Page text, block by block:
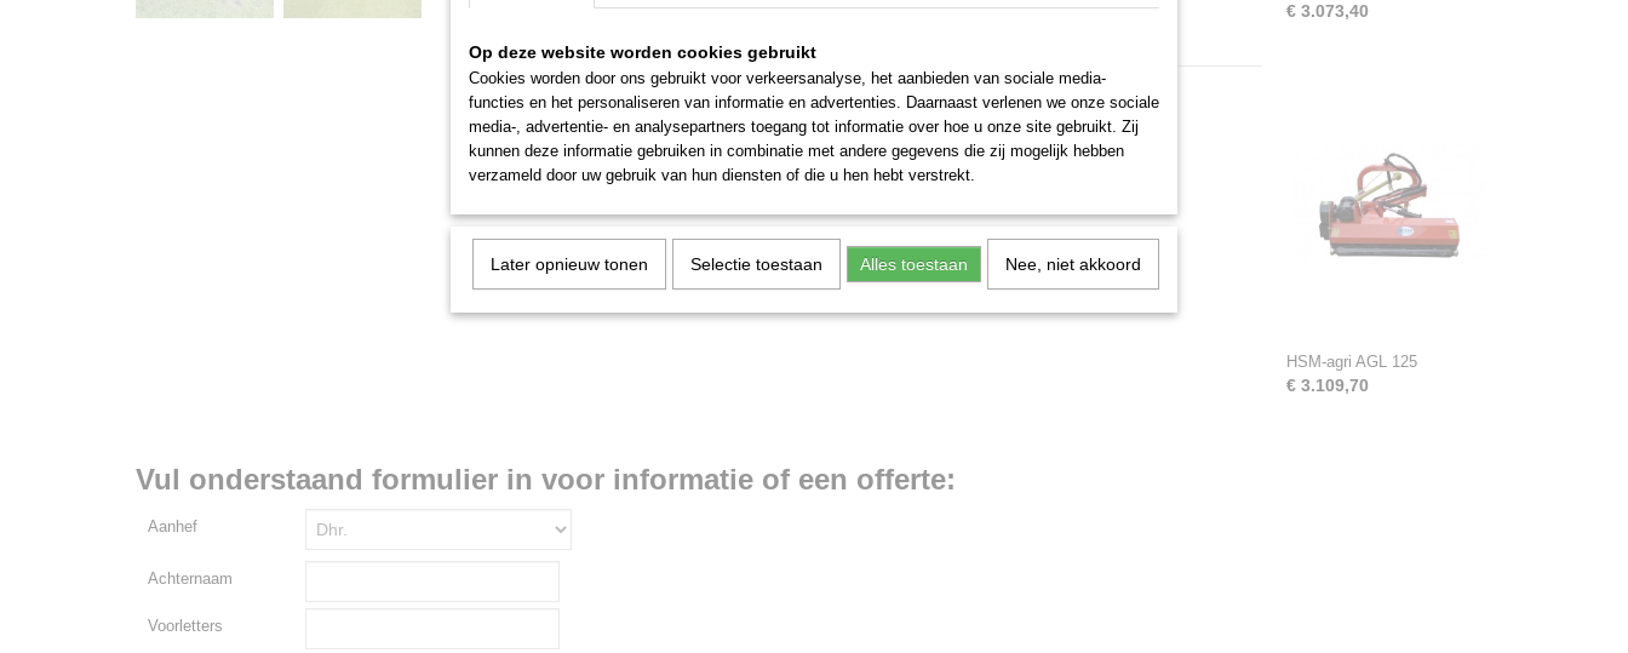
€ 3.073,40
HSM-agri AGL 125
€ 3.109,70
Vul onderstaand formulier in voor informatie of een offerte:
Aanhef
Achternaam
Voorletters
Op deze website worden cookies gebruikt
Cookies worden door ons gebruikt voor verkeersanalyse, het aanbieden van sociale media-
functies en het personaliseren van informatie en advertenties. Daarnaast verlenen we onze sociale
media-, advertentie- en analysepartners toegang tot informatie over hoe u onze site gebruikt. Zij
kunnen deze informatie gebruiken in combinatie met andere gegevens die zij mogelijk hebben
verzameld door uw gebruik van hun diensten of die u hen hebt verstrekt.
Later opnieuw tonen Selectie toestaan Alles toestaan Nee, niet akkoord